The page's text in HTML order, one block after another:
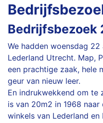
Bedrijfsbezoek
We hadden woensdag
Lederland Utrecht. Map,
een prachtige zaak, hele
geur van nieuw leer.
En indrukwekkend om te
is van 20m2 in 1968
winkels van Lederland en